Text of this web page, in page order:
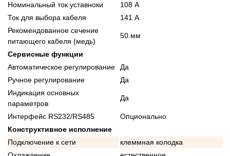
Номинальный ток уставноки
108 А
Ток для выбора кабеля
141 А
Рекомендованное сечение
питающего кабеля (медь)
50 мм
Сервисные функции
Автоматическое регулирование
Да
Ручное регулирование
Да
Индикация основных
параметров
Да
Интерфейс RS232/RS485
Опционально
Конструктивное исполнение
Подключение к сети
клеммная колодка